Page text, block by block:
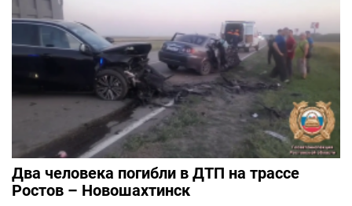
Два человека погибли в ДТП на трассе
Ростов – Новошахтинск